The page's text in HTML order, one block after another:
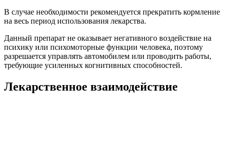
В случае необходимости рекомендуется прекратить кормление
на весь период использования лекарства.
Данный препарат не оказывает негативного воздействие на
психику или психомоторные функции человека, поэтому
разрешается управлять автомобилем или проводить работы,
требующие усиленных когнитивных способностей.
Лекарственное взаимодействие